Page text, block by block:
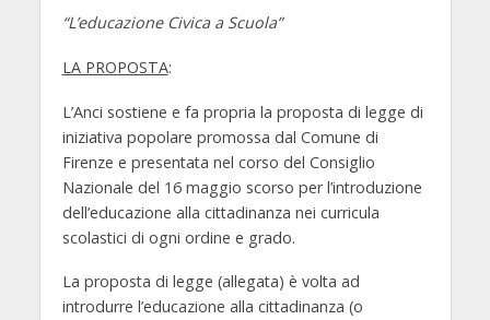
“L’educazione Civica a Scuola”
LA PROPOSTA:
L’Anci sostiene e fa propria la proposta di legge di
iniziativa popolare promossa dal Comune di
Firenze e presentata nel corso del Consiglio
Nazionale del 16 maggio scorso per l’introduzione
dell’educazione alla cittadinanza nei curricula
scolastici di ogni ordine e grado.
La proposta di legge (allegata) è volta ad
introdurre l’educazione alla cittadinanza (o